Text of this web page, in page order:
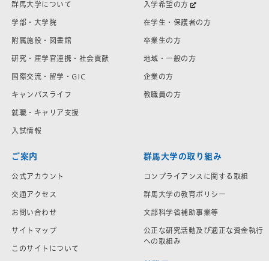
群馬大学について
学部・大学院
附属施設・図書館
研究・産学官連携・社会貢献
国際交流・留学・GIC
キャンパスライフ
就職・キャリア支援
入試情報
入学希望の方
在学生・保護者の方
卒業生の方
地域・一般の方
企業の方
教職員の方
ご案内
公式アカウント
交通アクセス
お問い合わせ
サイトマップ
このサイトについて
群馬大学の取り組み
コンプライアンスに関する取組
群馬大学の教育ポリシー
文部科学省補助事業等
公正な研究活動及び適正な資金執行
への取組み